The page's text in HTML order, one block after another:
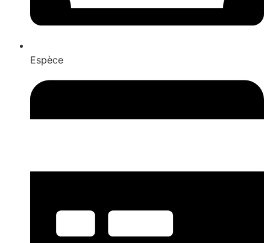
Espèce